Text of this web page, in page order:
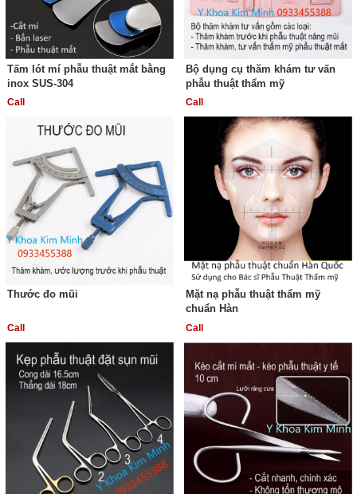
Tấm lót mí phẫu thuật mắt bằng
inox SUS-304
Call
Bộ dụng cụ thăm khám tư vấn
phẫu thuật thẩm mỹ
Call
Thước đo mũi
Call
Mặt nạ phẫu thuật thẩm mỹ
chuẩn Hàn
Call